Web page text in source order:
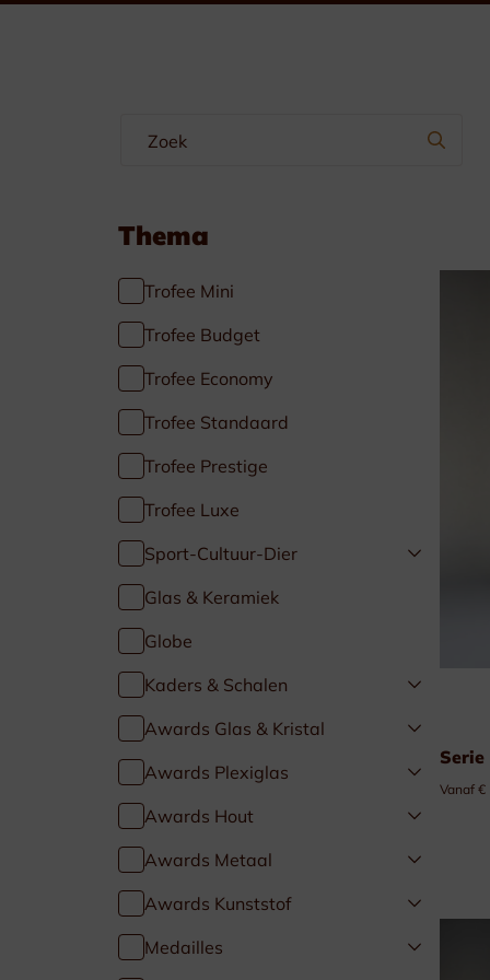
Borstzakhangers
Specials
Voetbal
Paardensport
Kaders & Schalen
Thema
Trofee Mini
Trofee Budget
Trofee Economy
Trofee Standaard
Trofee Prestige
Trofee Luxe
Sport-Cultuur-Dier
Glas & Keramiek
Globe
Kaders & Schalen
Awards Glas & Kristal
Awards Plexiglas
Awards Hout
Awards Metaal
Awards Kunststof
Medailles
Serie
Vanaf €